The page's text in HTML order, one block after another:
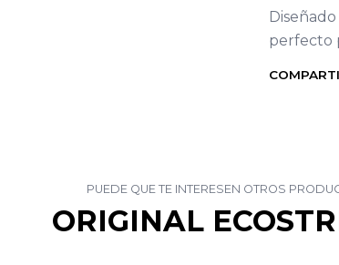
Diseñado
perfecto
PUEDE QUE TE INTERESEN OTROS
ORIGINAL